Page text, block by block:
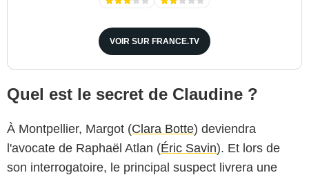
VOIR SUR FRANCE.TV
Quel est le secret de Claudine ?
À Montpellier, Margot (Clara Botte) deviendra
l'avocate de Raphaël Atlan (Éric Savin). Et lors de
son interrogatoire, le principal suspect livrera une